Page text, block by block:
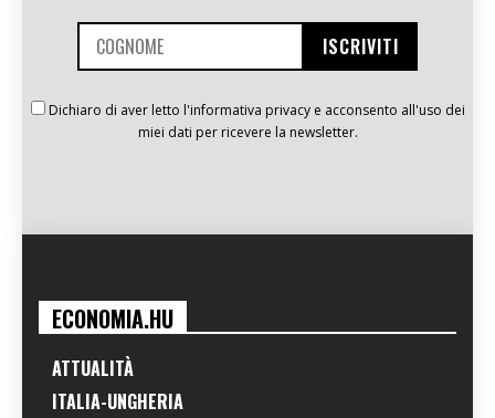
Dichiaro di aver letto l'informativa privacy e acconsento all'uso dei
miei dati per ricevere la newsletter.
ECONOMIA.HU
ATTUALITÀ
ITALIA-UNGHERIA